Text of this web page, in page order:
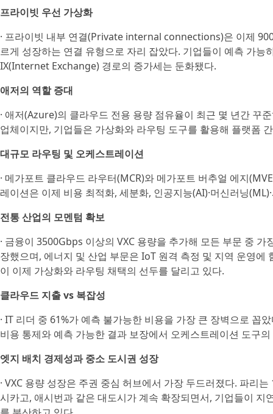
프라이빗 우선 가상화
· 프라이빗 내부 연결(Private internal connections)은 이제
르게 성장하는 연결 유형으로 자리 잡았다. 기업들이 예측 가
IX(Internet Exchange) 경로의 증가세는 둔화됐다.
애저의 역할 증대
· 애저(Azure)의 클라우드 전용 용량 점유율이 최근 몇 년간 꾸
업체이지만, 기업들은 가상화와 라우팅 도구를 활용해 플랫폼
대규모 라우팅 및 오케스트레이션
· 메가포트 클라우드 라우터(MCR)와 메가포트 버추얼 에지
레이션은 이제 비용 최적화, 세분화, 인공지능(AI)·머신러닝
전통 산업의 모멘텀 확보
· 금융이 3500Gbps 이상의 VXC 용량을 추가해 모든 부문 중
장했으며, 에너지 및 산업 부문은 IoT 원격 측정 및 지역 운영
이 이제 가상화와 라우팅 채택의 선두를 달리고 있다.
클라우드 지출 vs 복잡성
· IT 리더 중 61%가 예측 불가능한 비용을 가장 큰 장벽으로 꼽
비용 통제와 예측 가능한 결과 보장에서 오케스트레이션 도구
엣지 배치 경제성과 중소 도시권 성장
· VXC 용량 성장은 주권 중심 허브에서 가장 두드러졌다. 파리
시카고, 애시번과 같은 대도시가 계속 확장되면서, 기업들이